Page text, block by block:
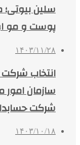
سلین
پوست و مو
۱۴۰۳/۱۱/۲۸
انتخاب
سازمان امور
شرکت
۱۴۰۳/۱۰/۱۸